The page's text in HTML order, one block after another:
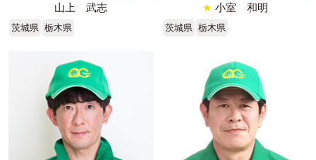
山上 武志
茨城県 栃木県
★ 小室 和明
茨城県 栃木県